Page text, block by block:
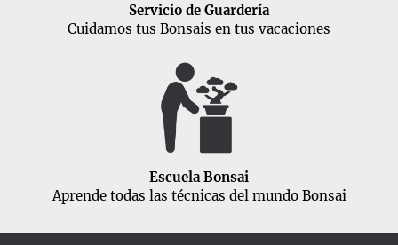
Servicio de Guardería
Cuidamos tus Bonsais en tus vacaciones
Escuela Bonsai
Aprende todas las técnicas del mundo Bonsai